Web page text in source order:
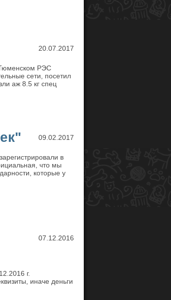
20.07.2017
Тюменском РЭС
сети, посетил
аж 8.5 кг спец
09.02.2017
в
что мы
которые у
07.12.2016
г.
иначе деньги